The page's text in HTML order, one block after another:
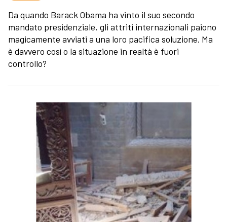
Da quando Barack Obama ha vinto il suo secondo
mandato presidenziale, gli attriti internazionali paiono
magicamente avviati a una loro pacifica soluzione. Ma
è davvero così o la situazione in realtà è fuori
controllo?